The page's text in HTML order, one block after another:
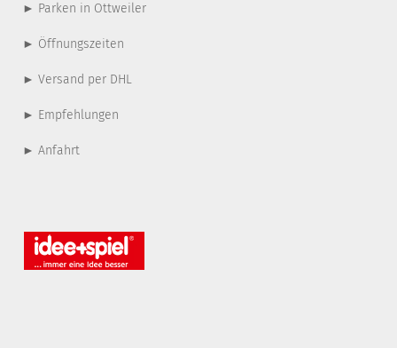
► Parken in Ottweiler
► Öffnungszeiten
► Versand per DHL
► Empfehlungen
► Anfahrt